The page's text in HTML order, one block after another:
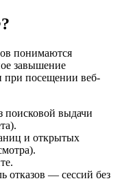
понимаются
завышение
при посещении веб-
поисковой выдачи
и открытых
отказов — сессий без